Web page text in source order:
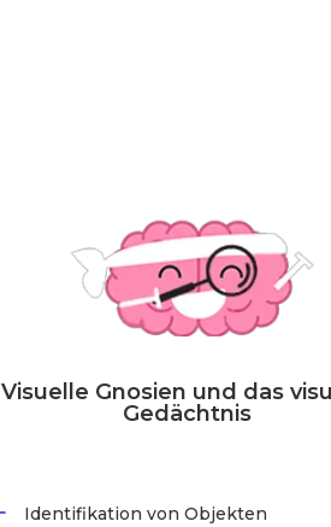
Visuelle Gnosien und das
Gedächtnis
Identifikation von Objekten